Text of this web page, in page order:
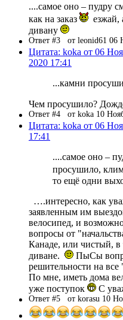
....самое оно – пудру
как на заказ
езжай,
дивану
Ответ #3 от leonid61 06
Цитата: koka от 06
2020 17:41
...камни
Чем просушило?
Ответ #4 от koka 10
Цитата: koka от 06
17:41
....самое оно –
просушило,
то ещё одни
….интересно, как
заявленным им
велосипед, и
вопросы от
Канаде, или чистый, в
диване.
ПыСы
решительности на
По мне, иметь дома
уже поступок
С
Ответ #5 от korasu 10